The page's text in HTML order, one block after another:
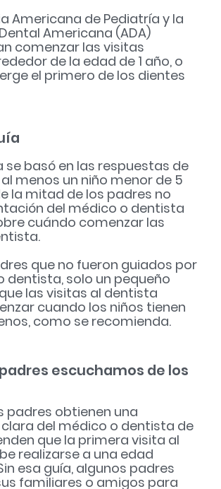
Americana de Pediatría y la
Americana (ADA)
comenzar las visitas
de la edad de 1 año, o
el primero de los dientes
se basó en las respuestas de
menos un niño menor de 5
la mitad de los padres no
del médico o dentista
cuándo comenzar las
que no fueron guiados por
dentista, solo un pequeño
las visitas al dentista
cuando los niños tienen
como se recomienda.
escuchamos de los
padres obtienen una
del médico o dentista de
que la primera visita al
realizarse a una edad
esa guía, algunos padres
familiares o amigos para